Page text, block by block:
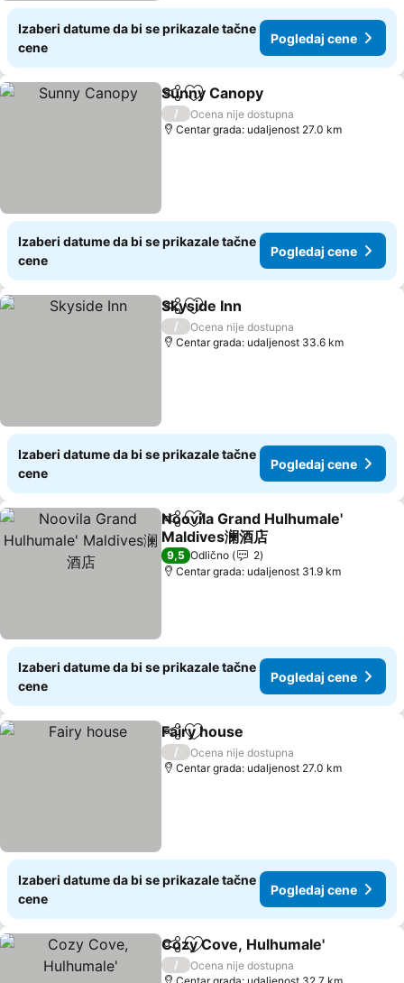
Izaberi datume da bi se prikazale tačne
cene
Pogledaj cene
Deli Dodati u favorite
Sunny Canopy
/
Ocena nije dostupna
Centar grada: udaljenost 27.0 km
Izaberi datume da bi se prikazale tačne
cene
Pogledaj cene
Deli Dodati u favorite
Skyside Inn
/
Ocena nije dostupna
Centar grada: udaljenost 33.6 km
Izaberi datume da bi se prikazale tačne
cene
Pogledaj cene
Deli Dodati u favorite
Noovila Grand Hulhumale'
Maldives澜酒店
9,5 Odlično
2
Centar grada: udaljenost 31.9 km
Izaberi datume da bi se prikazale tačne
cene
Pogledaj cene
Deli Dodati u favorite
Fairy house
/
Ocena nije dostupna
Centar grada: udaljenost 27.0 km
Izaberi datume da bi se prikazale tačne
cene
Pogledaj cene
Deli Dodati u favorite
Cozy Cove, Hulhumale'
/
Ocena nije dostupna